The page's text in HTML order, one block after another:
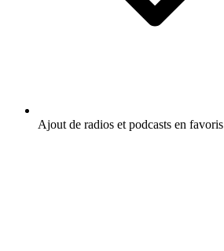
Ajout de radios et podcasts en favoris